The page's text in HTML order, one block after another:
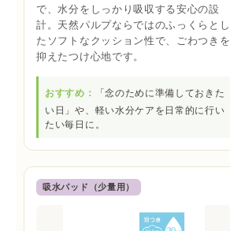
で、水分をしっかり吸収する安心の設
計。天然パルプならではのふっくらとし
たソフトなクッション性で、ごわつきを
抑えたつけ心地です。
おすすめ：
「念のために準備しておきた
い日」や、軽い水分ケアを日常的に行い
たい毎日に。
吸水パッド（少量用）